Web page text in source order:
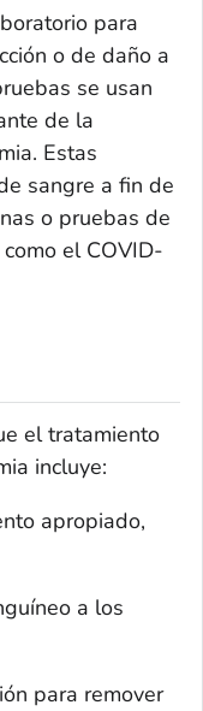
para
o de daño a
se usan
de la
Estas
sangre a fin de
o pruebas de
el COVID-
el tratamiento
incluye:
apropiado,
a los
para remover